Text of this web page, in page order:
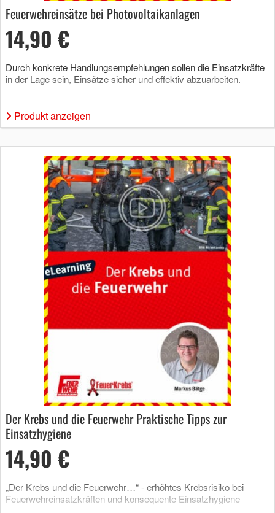
Feuerwehreinsätze bei Photovoltaikanlagen
14,90 €
Durch konkrete Handlungsempfehlungen sollen die Einsatzkräfte
in der Lage sein, Einsätze sicher und effektiv abzuarbeiten.
Produkt anzeigen
Der Krebs und die Feuerwehr Praktische Tipps zur
Einsatzhygiene
14,90 €
„Der Krebs und die Feuerwehr…“ - erhöhtes Krebsrisiko bei
Feuerwehreinsatzkräften und konsequente Einsatzhygiene